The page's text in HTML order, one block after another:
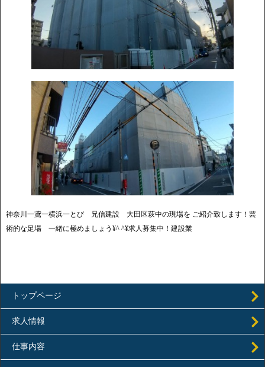
神奈川一鳶一横浜一とび 兄信建設 大田区萩中の現場を ご紹介致します！芸
術的な足場 一緒に極めましょう¥^ ^¥求人募集中！建設業
トップページ
求人情報
仕事内容